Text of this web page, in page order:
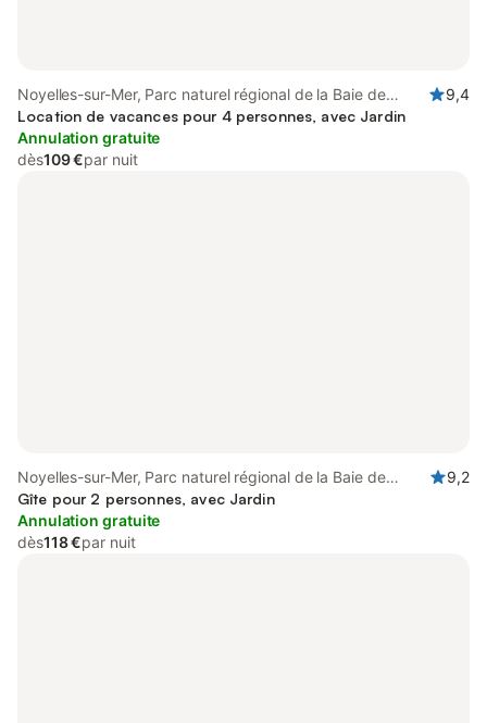
Noyelles-sur-Mer, Parc naturel régional de la Baie de
Somme Picardie Maritime
9,4
Location de vacances pour 4 personnes, avec Jardin
Annulation gratuite
dès109 €par nuit
Noyelles-sur-Mer, Parc naturel régional de la Baie de
Somme Picardie Maritime
9,2
Gîte pour 2 personnes, avec Jardin
Annulation gratuite
dès118 €par nuit